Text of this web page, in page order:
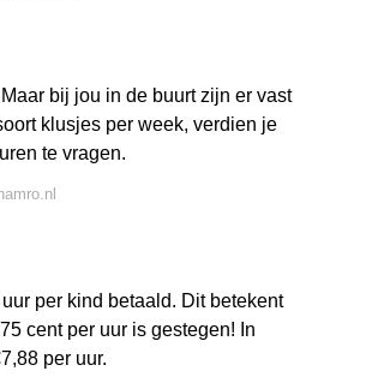
bij jou in de buurt zijn er vast
klusjes per week, verdien je
te vragen.
per kind betaald. Dit betekent
cent per uur is gestegen! In
per uur.